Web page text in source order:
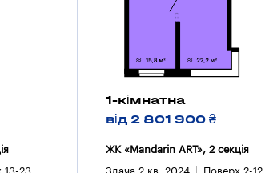
13-23
1-кімнатна
від 2 801 900 ₴
ЖК «Mandarin ART», 2 секцiя
Здача 2 кв. 2024 Поверх 2-12